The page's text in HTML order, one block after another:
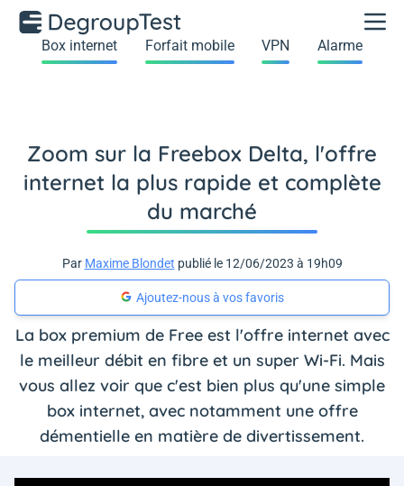
Box internet Forfait mobile VPN Alarme
Zoom sur la Freebox Delta, l'offre
internet la plus rapide et complète
du marché
Par Maxime Blondet publié le 12/06/2023 à 19h09
Ajoutez-nous à vos favoris
La box premium de Free est l'offre internet avec
le meilleur débit en fibre et un super Wi-Fi. Mais
vous allez voir que c'est bien plus qu'une simple
box internet, avec notamment une offre
démentielle en matière de divertissement.